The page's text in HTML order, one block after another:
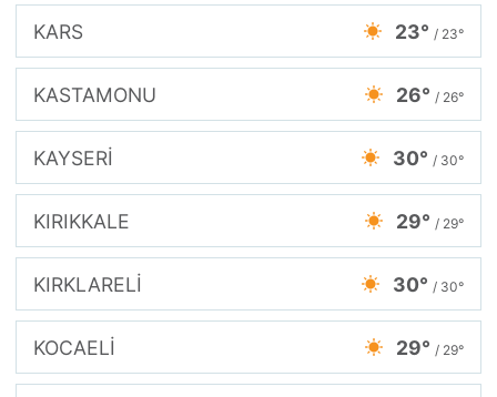
KARS 23° / 23°
KASTAMONU 26° / 26°
KAYSERİ 30° / 30°
KIRIKKALE 29° / 29°
KIRKLARELİ 30° / 30°
KOCAELİ 29° / 29°